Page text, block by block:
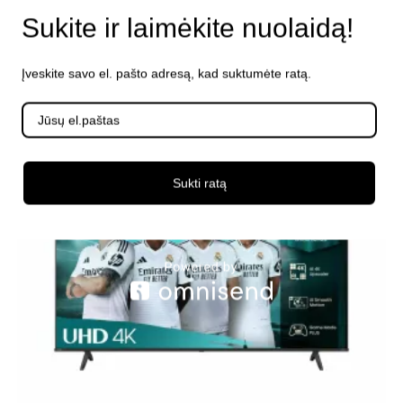
Sukite ir laimėkite nuolaidą!
Įveskite savo el. pašto adresą, kad suktumėte ratą.
Sukti ratą